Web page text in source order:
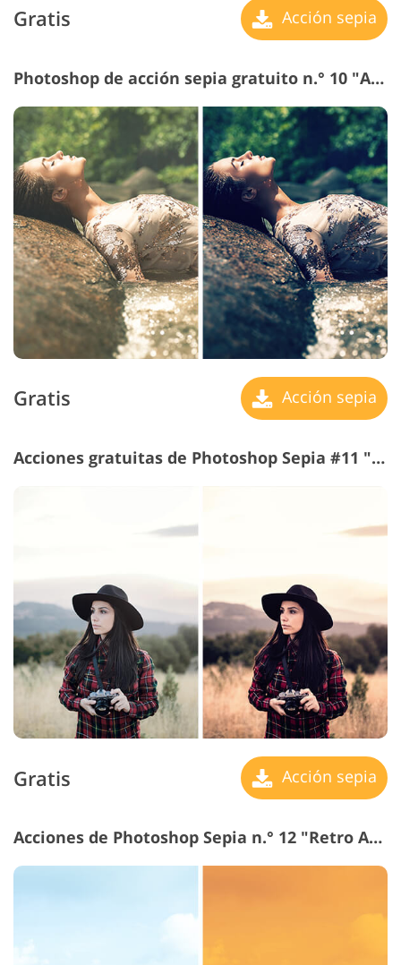
Gratis Acción sepia
Photoshop de acción sepia gratuito n.° 10 "Aqua"
Gratis Acción sepia
Acciones gratuitas de Photoshop Sepia #11 "Night"
Gratis Acción sepia
Acciones de Photoshop Sepia n.° 12 "Retro Art"